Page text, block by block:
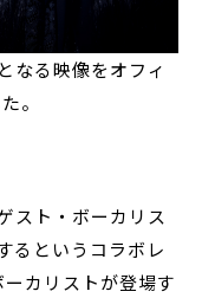
なる映像をオフィ
。
スト・ボーカリス
るというコラボレ
カリストが登場す